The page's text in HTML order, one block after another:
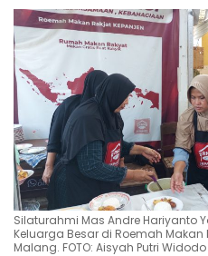
Silaturahmi Mas Andre Hariyanto
Keluarga Besar di Roemah Makan
Malang. FOTO: Aisyah Putri Widodo